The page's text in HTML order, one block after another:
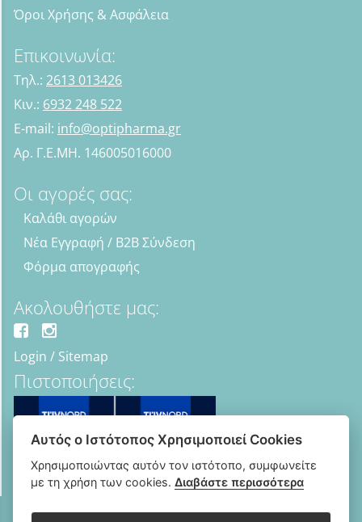
Όροι Χρήσης & Ασφάλεια
Επικοινωνία:
Τηλ.: 2613 013426
Κιν.: 6932 248 522
E-mail: info@optipharma.gr
Αρ. Γ.Ε.ΜΗ. 146005016000
Οι αγορές σας:
Καλάθι αγορών
Νέα Εγγραφή / B2B Σύνδεση
Φόρμα απογραφής
Ακολουθήστε μας:
Login / Sitemap
Πιστοποιήσεις:
Αυτός ο Ιστότοπος Χρησιμοποιεί Cookies
Χρησιμοποιώντας αυτόν τον ιστότοπο, συμφωνείτε
με τη χρήση των cookies.Διαβάστε περισσότερα